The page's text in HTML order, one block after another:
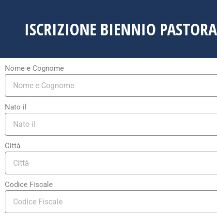
ISCRIZIONE BIENNIO
Nome e Cognome
Nato il
Città
Codice Fiscale